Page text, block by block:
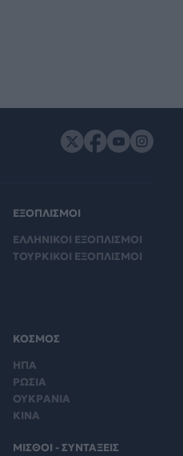
ΕΞΟΠΛΙΣΜΟΙ
ΕΛΛΗΝΙΚΟΙ ΕΞΟΠΛΙΣΜΟΙ
ΤΟΥΡΚΙΚΟΙ ΕΞΟΠΛΙΣΜΟΙ
ΚΟΣΜΟΣ
ΗΠΑ
ΡΩΣΙΑ
ΟΥΚΡΑΝΙΑ
ΚΙΝΑ
ΜΙΣΘΟΙ - ΣΥΝΤΑΞΕΙΣ